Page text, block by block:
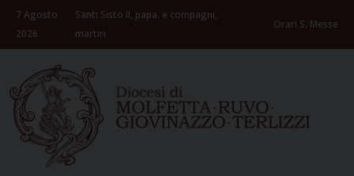
Skip
content
7 Agosto
2026
Santi Sisto II, papa, e compagni,
martiri
Orari S. Messe